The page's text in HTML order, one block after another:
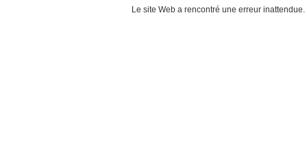
Le site Web a rencontré une erreur